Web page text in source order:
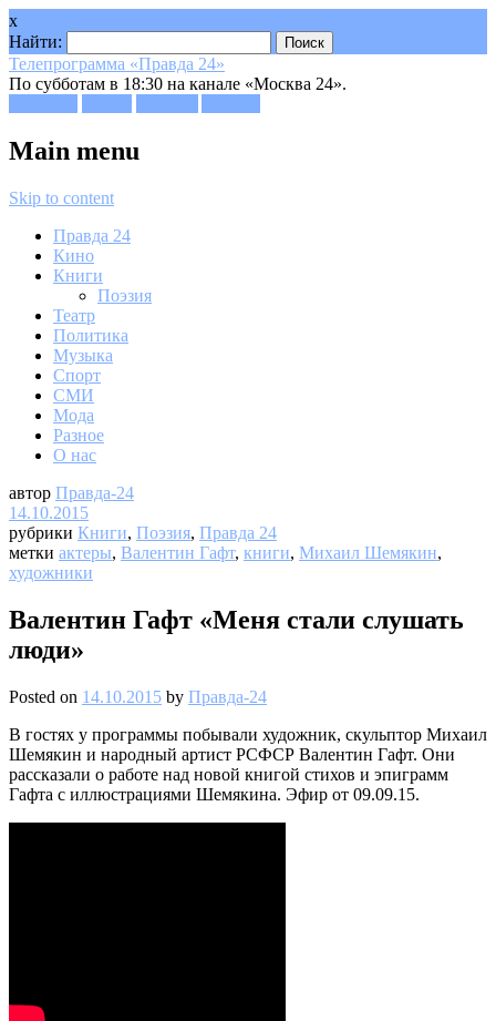
x
Найти:
Телепрограмма «Правда 24»
По субботам в 18:30 на канале «Москва 24».
Main menu
Skip to content
Правда 24
Кино
Книги
Поэзия
Театр
Политика
Музыка
Спорт
СМИ
Мода
Разное
О нас
автор Правда-24
14.10.2015
рубрики Книги, Поэзия, Правда 24
метки актеры, Валентин Гафт, книги, Михаил Шемякин,
художники
Валентин Гафт «Меня стали слушать
люди»
Posted on 14.10.2015 by Правда-24
В гостях у программы побывали художник, скульптор Михаил
Шемякин и народный артист РСФСР Валентин Гафт. Они
рассказали о работе над новой книгой стихов и эпиграмм
Гафта с иллюстрациями Шемякина. Эфир от 09.09.15.